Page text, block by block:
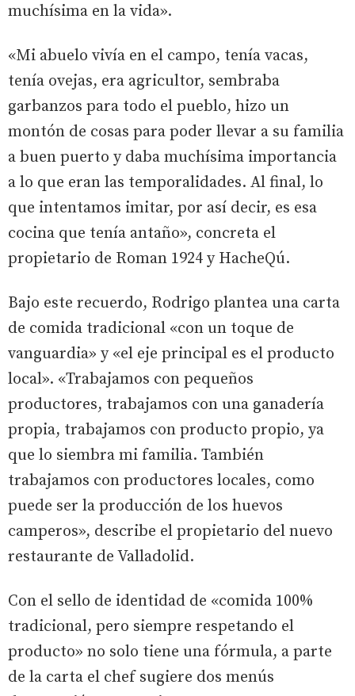
muchísima en la vida».
«Mi abuelo vivía en el campo, tenía vacas,
tenía ovejas, era agricultor, sembraba
garbanzos para todo el pueblo, hizo un
montón de cosas para poder llevar a su familia
a buen puerto y daba muchísima importancia
a lo que eran las temporalidades. Al final, lo
que intentamos imitar, por así decir, es esa
cocina que tenía antaño», concreta el
propietario de Roman 1924 y HacheQú.
Bajo este recuerdo, Rodrigo plantea una carta
de comida tradicional «con un toque de
vanguardia» y «el eje principal es el producto
local». «Trabajamos con pequeños
productores, trabajamos con una ganadería
propia, trabajamos con producto propio, ya
que lo siembra mi familia. También
trabajamos con productores locales, como
puede ser la producción de los huevos
camperos», describe el propietario del nuevo
restaurante de Valladolid.
Con el sello de identidad de «comida 100%
tradicional, pero siempre respetando el
producto» no solo tiene una fórmula, a parte
de la carta el chef sugiere dos menús